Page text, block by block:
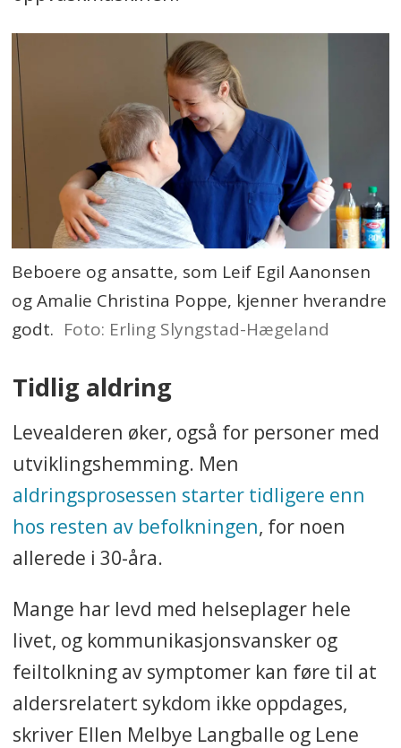
Beboere og ansatte, som Leif Egil Aanonsen
og Amalie Christina Poppe, kjenner hverandre
godt. Foto: Erling Slyngstad-Hægeland
Tidlig aldring
Levealderen øker, også for personer med
utviklingshemming. Men
aldringsprosessen starter tidligere enn
hos resten av befolkningen, for noen
allerede i 30-åra.
Mange har levd med helseplager hele
livet, og kommunikasjonsvansker og
feiltolkning av symptomer kan føre til at
aldersrelatert sykdom ikke oppdages,
skriver Ellen Melbye Langballe og Lene